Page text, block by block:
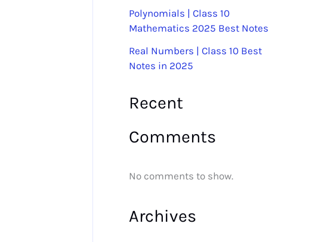
Polynomials | Class 10
Mathematics 2025 Best Notes
Real Numbers | Class 10 Best
Notes in 2025
Recent
Comments
No comments to show.
Archives